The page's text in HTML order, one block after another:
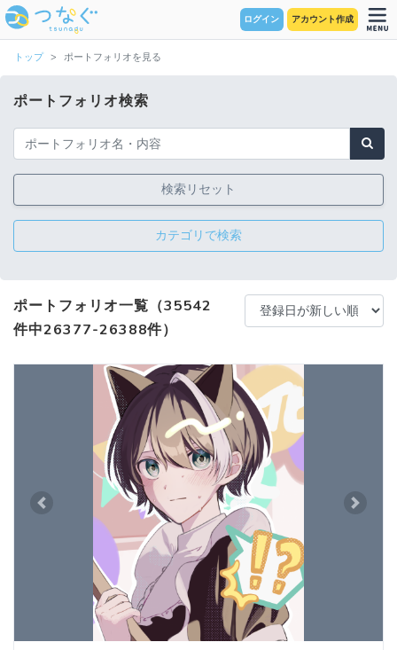
ログイン アカウント作成
トップ ポートフォリオを見る
ポートフォリオ検索
検索リセット
カテゴリで検索
ポートフォリオ一覧（35542
件中26377-26388件）
Previous Next